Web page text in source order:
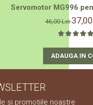
Servomotor MG996
46,00 Lei
ADAUGA IN
si promotiile noastre